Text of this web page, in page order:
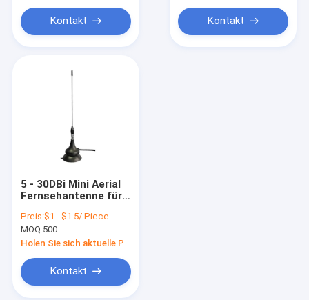
Antennen-Zusätze
Hdtv im Freien
Kontakt Kontakt
5 - 30DBi Mini Aerial
Fernsehantenne für
Preis:$1 - $1.5/ Piece
MOQ:500
Kontakt